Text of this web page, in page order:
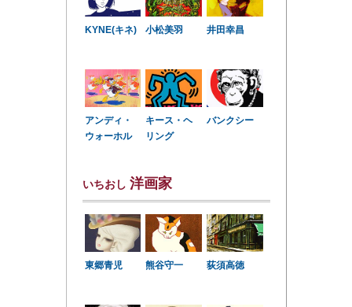
KYNE(キネ) 小松美羽 井田幸昌
アンディ・
ウォーホル
キース・ヘ
リング
バンクシー
いちおし 洋画家
東郷青児 熊谷守一 荻須高徳